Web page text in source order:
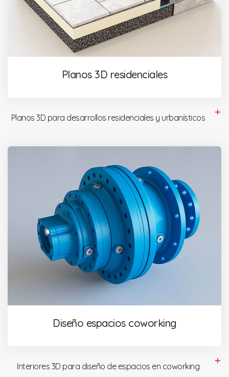
Planos 3D residenciales
Planos 3D para desarrollos residenciales y urbanísticos
Diseño espacios coworking
Interiores 3D para diseño de espacios en coworking